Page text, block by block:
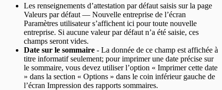
Les renseignements d’attestation par défaut saisis sur la page
Valeurs par défaut — Nouvelle entreprise de l’écran
Paramètres utilisateur s’affichent ici pour toute nouvelle
entreprise. Si aucune valeur par défaut n’a été saisie, ces
champs seront vides.
Date sur le sommaire - La donnée de ce champ est affichée à
titre informatif seulement; pour imprimer une date précise sur
le sommaire, vous devez utiliser l’option « Imprimer cette date
» dans la section « Options » dans le coin inférieur gauche de
l’écran Impression des rapports sommaires.